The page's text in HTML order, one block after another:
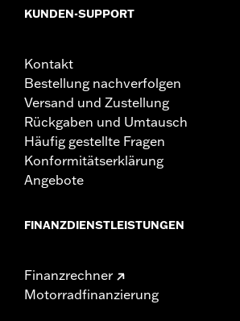
KUNDEN-SUPPORT
Kontakt
Bestellung nachverfolgen
Versand und Zustellung
Rückgaben und Umtausch
Häufig gestellte Fragen
Konformitätserklärung
Angebote
FINANZDIENSTLEISTUNGEN
Finanzrechner
Motorradfinanzierung